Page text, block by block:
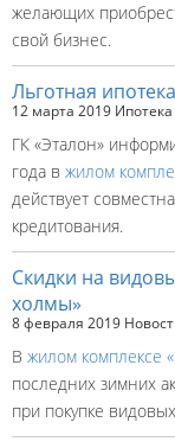
желающих
свой бизнес.
Льготная
12 марта 2019 Ипотека
ГК «Эталон»
года в жилом
действует
кредитования.
Скидки на
холмы»
8 февраля 2019
В жилом комплексе
последних зимних
при покупке